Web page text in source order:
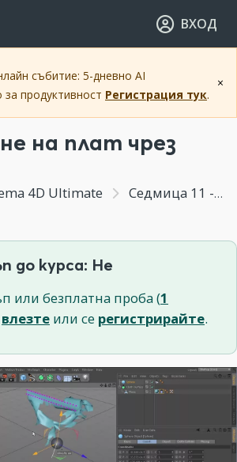
съдържание
ВХОД
×
събитие: 5-дневно AI
за продуктивност Регистрация тук.
на плат чрез
4D Ultimate Седмица 11 - Работа с други полезни генератори - Cloth и Hair
до курса: Не
или безплатна проба (1
влезте или се регистрирайте.